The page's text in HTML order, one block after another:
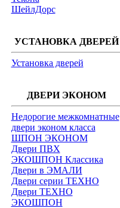
ШейлДорс
УСТАНОВКА ДВЕРЕЙ
Установка дверей
ДВЕРИ ЭКОНОМ
Недорогие межкомнатные
двери эконом класса
ШПОН ЭКОНОМ
Двери ПВХ
ЭКОШПОН Классика
Двери в ЭМАЛИ
Двери серии ТЕХНО
Двери ТЕХНО
ЭКОШПОН